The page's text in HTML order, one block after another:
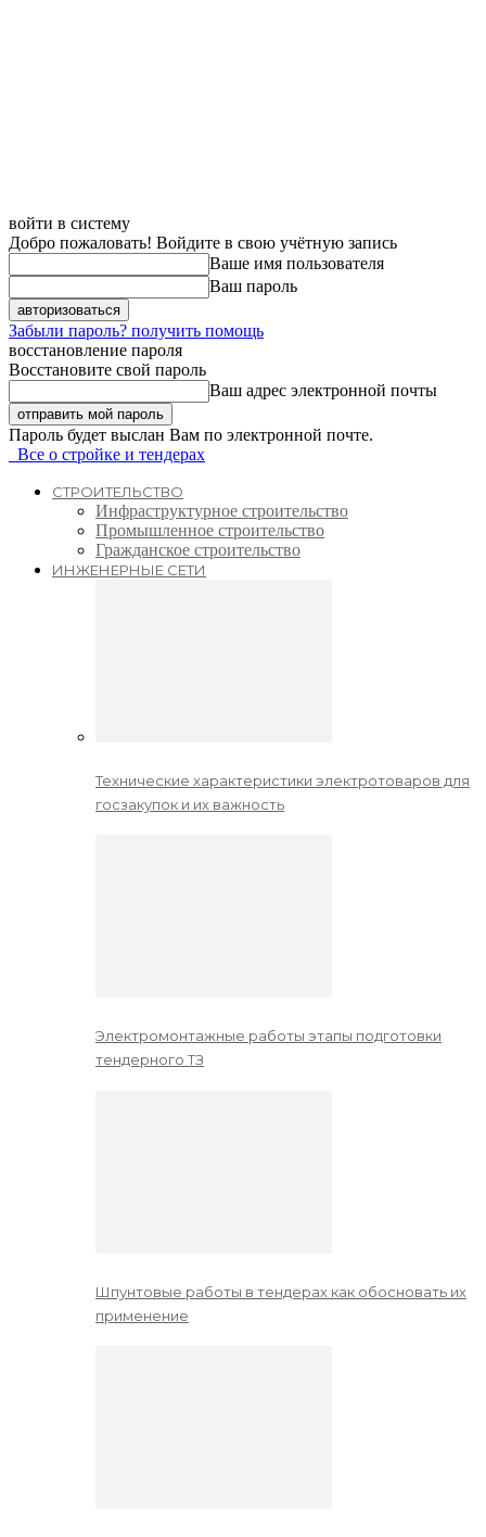
войти в систему
Добро пожаловать! Войдите в свою учётную запись
Ваше имя пользователя
Ваш пароль
Забыли пароль? получить помощь
восстановление пароля
Восстановите свой пароль
Ваш адрес электронной почты
Пароль будет выслан Вам по электронной почте.
Все о стройке и тендерах
СТРОИТЕЛЬСТВО
Инфраструктурное строительство
Промышленное строительство
Гражданское строительство
ИНЖЕНЕРНЫЕ СЕТИ
Технические характеристики электротоваров для
госзакупок и их важность
Электромонтажные работы этапы подготовки
тендерного ТЗ
Шпунтовые работы в тендерах как обосновать их
применение